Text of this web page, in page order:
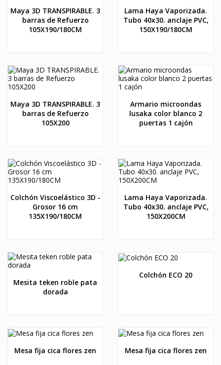
Maya 3D TRANSPIRABLE. 3
barras de Refuerzo
105X190/180CM
Lama Haya Vaporizada.
Tubo 40x30. anclaje PVC,
150X190/180CM
Maya 3D TRANSPIRABLE. 3
barras de Refuerzo
105X200
Armario microondas
lusaka color blanco 2
puertas 1 cajón
Colchón Viscoelástico 3D -
Grosor 16 cm
135X190/180CM
Lama Haya Vaporizada.
Tubo 40x30. anclaje PVC,
150X200CM
Mesita teken roble pata
dorada
Colchón ECO 20
Mesa fija cica flores zen Mesa fija cica flores zen